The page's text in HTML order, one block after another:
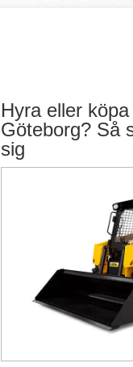
Hyra eller
Göteborg? Så
sig